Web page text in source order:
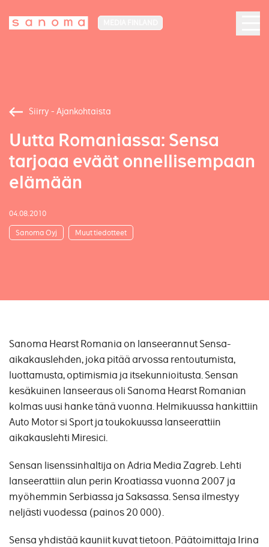
Siirry - Ajankohtaista
Uutta Romaniassa: Sensa
tarjoaa eväät onnellisempaan
elämään
04.08.2010
Sanoma Oyj Muut tiedotteet
Sanoma Hearst Romania on lanseerannut Sensa-
aikakauslehden, joka pitää arvossa rentoutumista,
luottamusta, optimismia ja itsekunnioitusta. Sensan
kesäkuinen lanseeraus oli Sanoma Hearst Romanian
kolmas uusi hanke tänä vuonna. Helmikuussa hankittiin
Auto Motor si Sport ja toukokuussa lanseerattiin
aikakauslehti Miresici.
Sensan lisenssinhaltija on Adria Media Zagreb. Lehti
lanseerattiin alun perin Kroatiassa vuonna 2007 ja
myöhemmin Serbiassa ja Saksassa. Sensa ilmestyy
neljästi vuodessa (painos 20 000).
Sensa yhdistää kauniit kuvat tietoon. Päätoimittaja Irina